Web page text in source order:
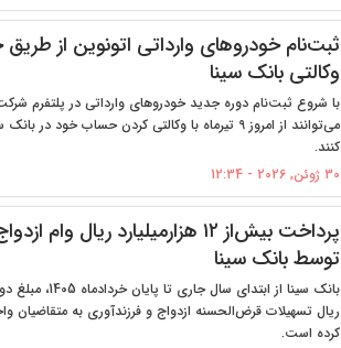
ثبت‌نام خودروهای وارداتی اتونوین از
وکالتی بانک سینا
با شروع ثبت‌نام دوره جدید خودروهای وارداتی در پلتفرم
می‌توانند از امروز 9 تیرماه با وکالتی کردن حساب
کنند.
30 ژوئن, 2026 - 12:34
پرداخت بیش‌از ۱۲ هزارمیلیارد ریال
توسط بانک سینا
ریال تسهیلات قرض‌الحسنه ازدواج و فرزندآوری به متقاضیان
کرده است.